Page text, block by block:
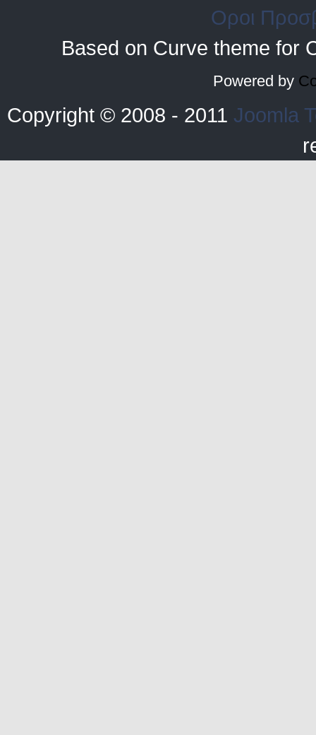
Οροι
Based on Curve theme for
Powered by
Copyright © 2008 - 2011 Joomla